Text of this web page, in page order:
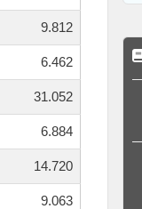
9.812
6.462
31.052
6.884
14.720
9.063